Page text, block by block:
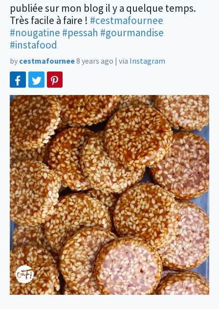
publiée sur mon blog il y a quelque temps.
Très facile à faire ! #cestmafournee
#nougatine #pessah #gourmandise
#instafood
by cestmafournee8 years ago | via Instagram